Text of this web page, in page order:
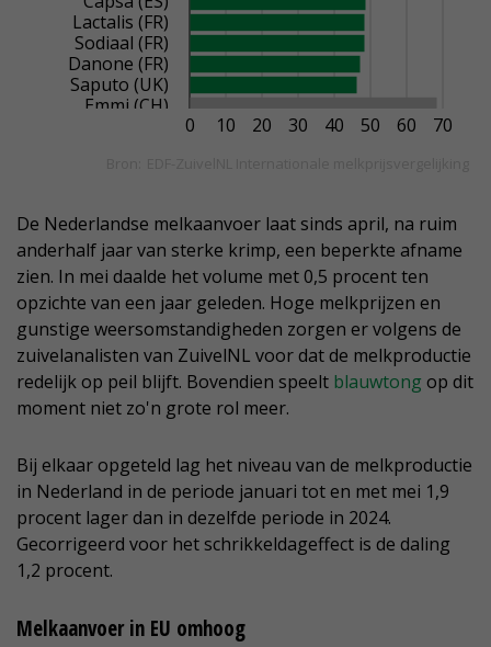
De Nederlandse melkaanvoer laat sinds april, na ruim
anderhalf jaar van sterke krimp, een beperkte afname
zien. In mei daalde het volume met 0,5 procent ten
opzichte van een jaar geleden. Hoge melkprijzen en
gunstige weersomstandigheden zorgen er volgens de
zuivelanalisten van ZuivelNL voor dat de melkproductie
redelijk op peil blijft. Bovendien speelt blauwtong op dit
moment niet zo'n grote rol meer.
Bij elkaar opgeteld lag het niveau van de melkproductie
in Nederland in de periode januari tot en met mei 1,9
procent lager dan in dezelfde periode in 2024.
Gecorrigeerd voor het schrikkeldageffect is de daling
1,2 procent.
Melkaanvoer in EU omhoog